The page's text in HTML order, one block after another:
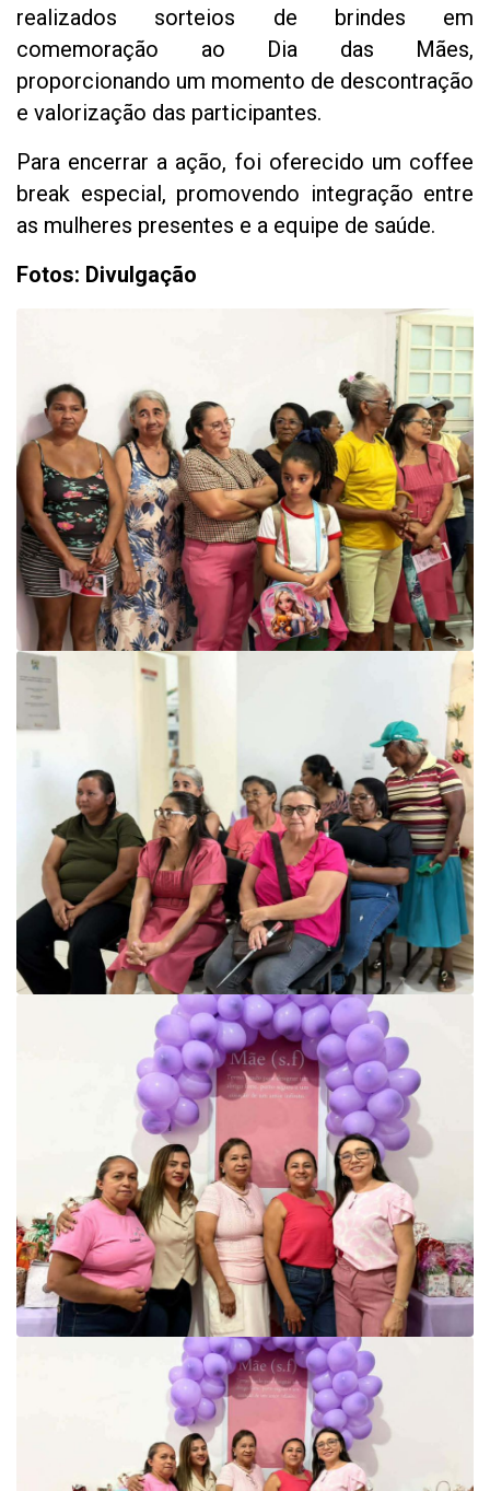
realizados sorteios de brindes em
comemoração ao Dia das Mães,
proporcionando um momento de descontração
e valorização das participantes.
Para encerrar a ação, foi oferecido um coffee
break especial, promovendo integração entre
as mulheres presentes e a equipe de saúde.
Fotos: Divulgação